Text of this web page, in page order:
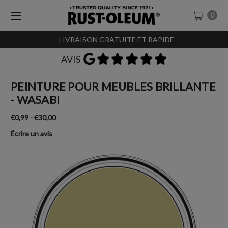
LIVRAISON GRATUITE ET RAPIDE
0
AVIS
PEINTURE POUR MEUBLES BRILLANTE
- WASABI
€0,99 - €30,00
Écrire un avis